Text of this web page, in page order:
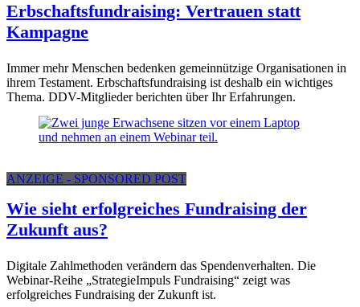
Erbschaftsfundraising: Vertrauen statt
Kampagne
Immer mehr Menschen bedenken gemeinnützige Organisationen in
ihrem Testament. Erbschaftsfundraising ist deshalb ein wichtiges
Thema. DDV-Mitglieder berichten über Ihr Erfahrungen.
ANZEIGE - SPONSORED POST
Wie sieht erfolgreiches Fundraising der
Zukunft aus?
Digitale Zahlmethoden verändern das Spendenverhalten. Die
Webinar-Reihe „StrategieImpuls Fundraising“ zeigt was
erfolgreiches Fundraising der Zukunft ist.